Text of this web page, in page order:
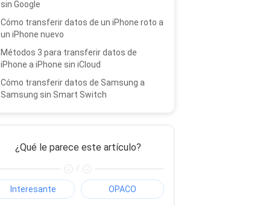
sin Google
Cómo transferir datos de un iPhone roto a
un iPhone nuevo
Métodos 3 para transferir datos de
iPhone a iPhone sin iCloud
Cómo transferir datos de Samsung a
Samsung sin Smart Switch
¿Qué le parece este artículo?
/
Interesante OPACO